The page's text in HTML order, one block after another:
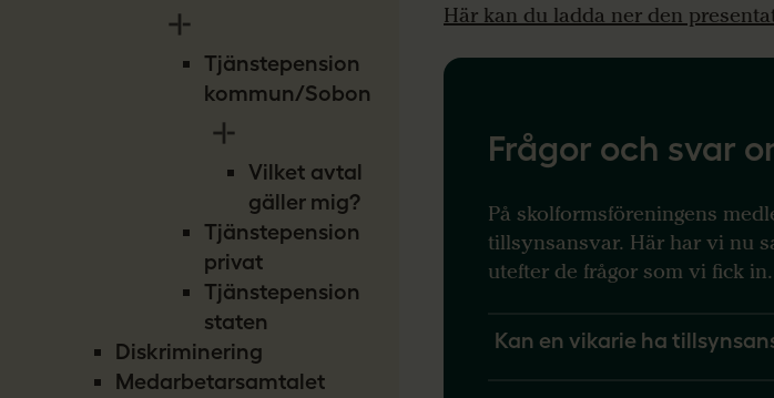
Tjänstepension
kommun/Sobona
Vilket avtal
gäller mig?
Tjänstepension
privat
Tjänstepension
staten
Diskriminering
Medarbetarsamtalet
Här kan du ladda ner den
Frågor och svar
På skolformsföreningens
tillsynsansvar. Här har vi nu
utefter de frågor som vi fick in.
Kan en vikarie ha